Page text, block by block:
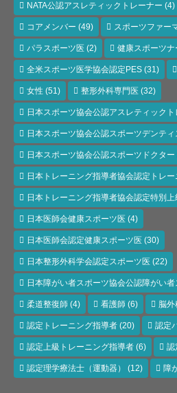
NATA公認アスレティックトレーナー (4)
コアメンバー (49) スポーツファー
パラスポーツ医 (2) 健康スポーツナ
全米スポーツ医学協会認定PES (31)
女性 (51) 整形外科専門医 (32)
日本スポーツ協会公認アスレティックト
日本スポーツ協会公認スポーツデンティ
日本スポーツ協会公認スポーツドクター
日本トレーニング指導者協会認定トレ
日本トレーニング指導者協会認定特別
日本医師会健康スポーツ医 (4)
日本医師会認定健康スポーツ医 (30)
日本整形外科学会認定スポーツ医 (22)
日本障がい者スポーツ協会公認障がい者
柔道整復師 (4) 看護師 (6) 脳外
認定トレーニング指導者 (20) 認定
認定上級トレーニング指導者 (6) 認
認定理学療法士（運動器） (12) 障